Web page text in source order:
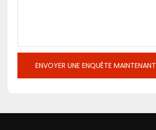
ENVOYER UNE ENQUÊTE MAINTENANT